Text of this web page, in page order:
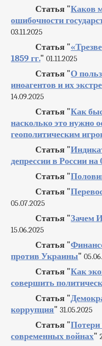
Статья "Каков
ошибочности
03.11.2025
Статья "
1859 гг." 01.11.2025
Статья "О
иноагентов и их
14.09.2025
Статья "Как
насколько это нужно
геополитическим
Статья "
депрессии в России на
Статья "
Статья "
05.07.2025
Статья "Зачем
15.06.2025
Статья "
против Украины"
Статья "Как
совершить
Статья "
коррупция" 31.05.2025
Статья "Потери
современных войнах"